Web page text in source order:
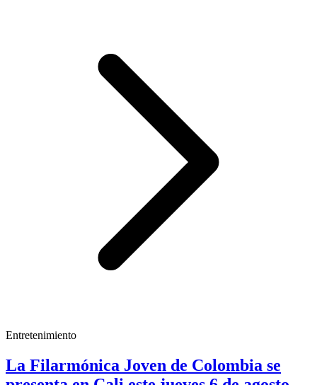
Entretenimiento
La Filarmónica Joven de Colombia se